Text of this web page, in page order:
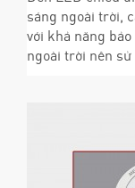
sáng ngoài trời,
với khả năng
ngoài trời nên